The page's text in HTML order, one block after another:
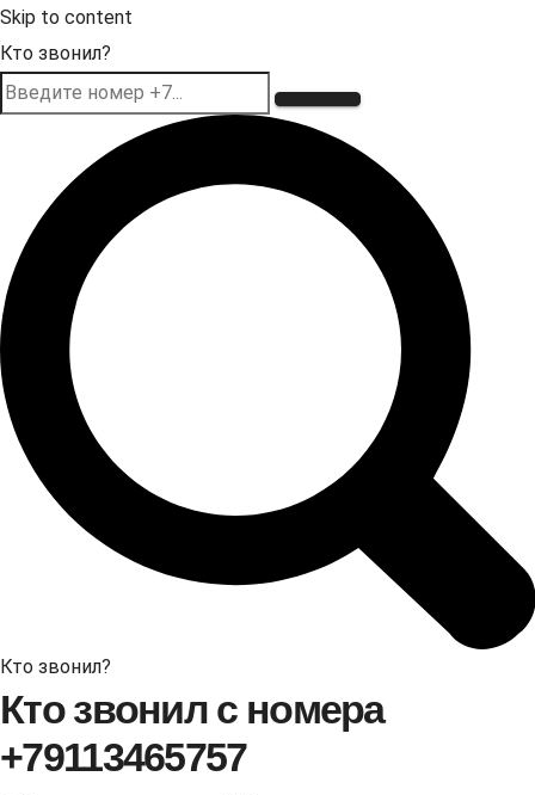
Skip to content
Кто звонил?
Кто звонил?
Кто звонил с номера
+79113465757